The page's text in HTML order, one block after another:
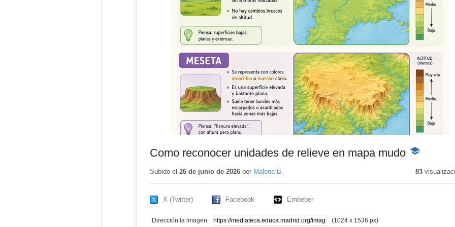
Como reconocer unidades de relieve en mapa mudo -
educativo
Subido el 26 de junio de 2026por Malena B. 83
X (Twitter) Facebook Embeber
Dirección la imagen: (1024 x 1536 px)